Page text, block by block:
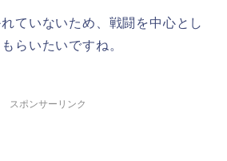
ていないため、戦闘を中心とし
らいたいですね。
スポンサーリンク